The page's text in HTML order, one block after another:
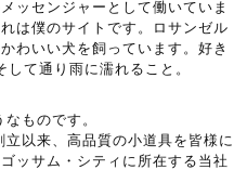
ッセンジャーとして働いていま
は僕のサイトです。ロサンゼル
わいい犬を飼っています。好き
て通り雨に濡れること。
ものです。
以来、高品質の小道具を皆様に
ッサム・シティに所在する当社
リー
】